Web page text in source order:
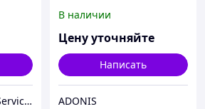
TOO «Diesel Motor Service»
В наличии
Цену уточняйте
Написать
ADONIS